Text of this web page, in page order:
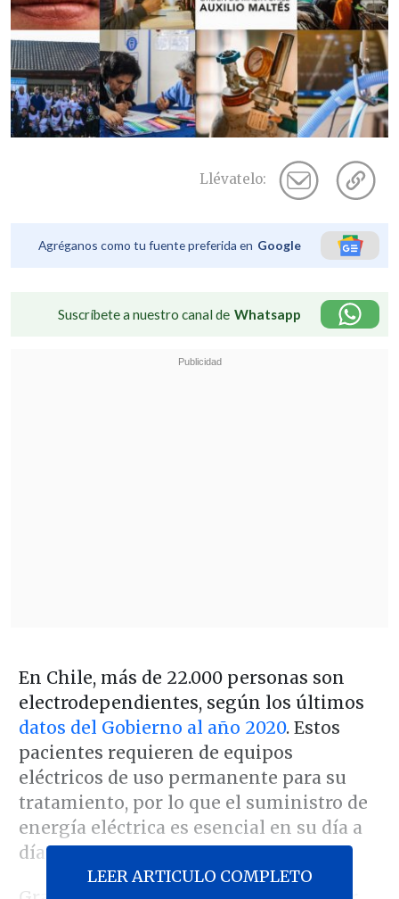
Llévatelo:
Agréganos como tu fuente preferida en Google
Suscríbete a nuestro canal de Whatsapp
En Chile, más de 22.000 personas son
electrodependientes, según los últimos
datos del Gobierno al año 2020. Estos
pacientes requieren de equipos
eléctricos de uso permanente para su
tratamiento, por lo que el suministro de
energía eléctrica es esencial en su día a
día.
LEER ARTICULO COMPLETO